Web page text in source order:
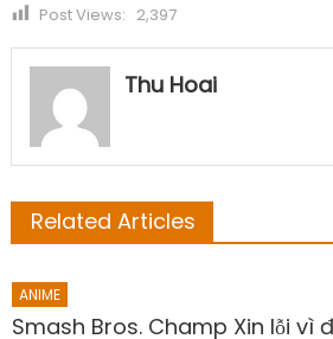
Post Views: 2,397
Thu Hoai
Related Articles
ANIME
Smash Bros. Champ Xin lỗi vì